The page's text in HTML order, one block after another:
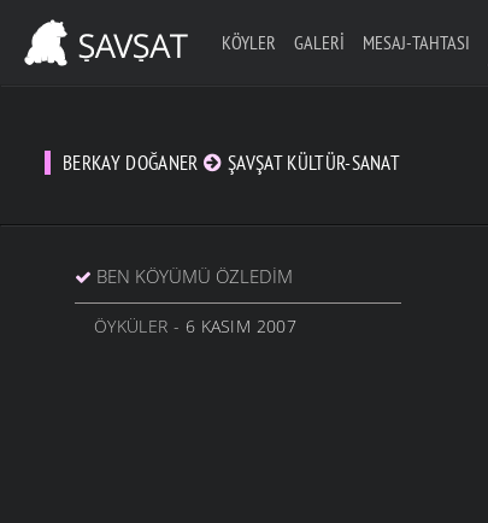
KÖYLER GALERI MESAJ-TAHTASI
BERKAY DOĞANER ŞAVŞAT KÜLTÜR-SANAT
BEN KÖYÜMÜ ÖZLEDIM
ÖYKÜLER - 6 KASIM 2007